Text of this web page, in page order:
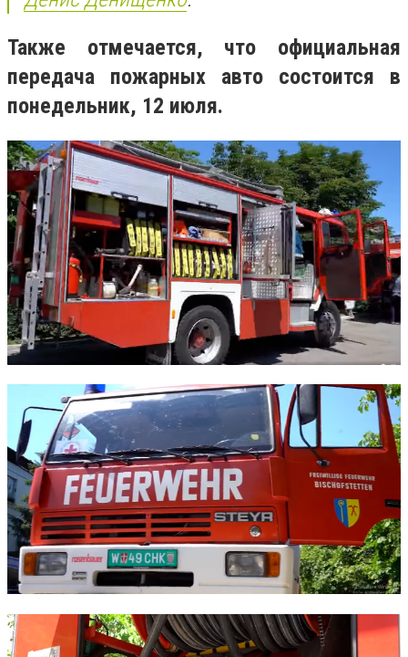
Также отмечается, что официальная
передача пожарных авто состоится в
понедельник, 12 июля.